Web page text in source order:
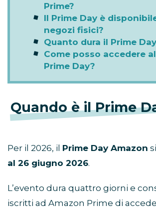
Prime?
Il Prime Day è
negozi fisici?
Quanto dura il Prime
Come posso accedere
Prime Day?
Quando è il Prime
Per il 2026, il Prime Day Amazon
al 26 giugno 2026.
L’evento dura quattro giorni e
iscritti ad Amazon Prime di